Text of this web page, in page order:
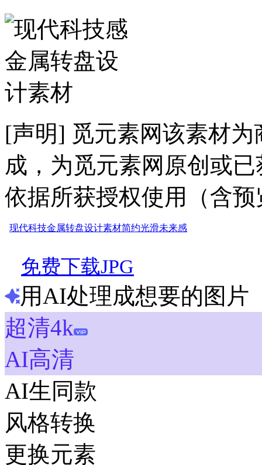
[声明] 觅元素网该素材
成，为觅元素网原创或
依据所获授权使用（含
现代科技金属转盘设计素材简约光滑未来感
免费下载JPG
用AI处理成想要的图片
超清4k
AI高清
AI生同款
风格转换
更换元素